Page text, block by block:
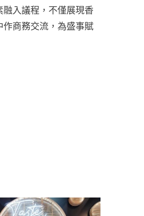
入議程，不僅展現香
商務交流，為盛事賦